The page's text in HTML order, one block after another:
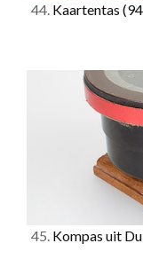
44. Kaartentas
45. Kompas uit